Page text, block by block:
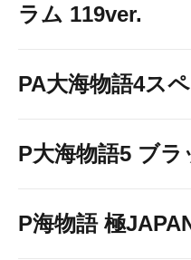
ラム 119ver.
PA大海物語4ス
P大海物語5 ブラ
P海物語 極